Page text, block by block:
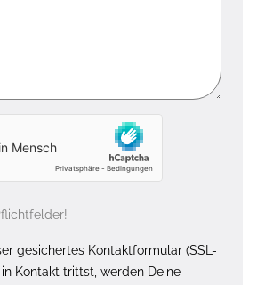
gesichertes Kontaktformular (SSL-
Kontakt trittst, werden Deine